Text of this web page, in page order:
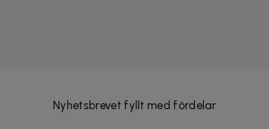
Nyhetsbrevet fyllt med fördelar